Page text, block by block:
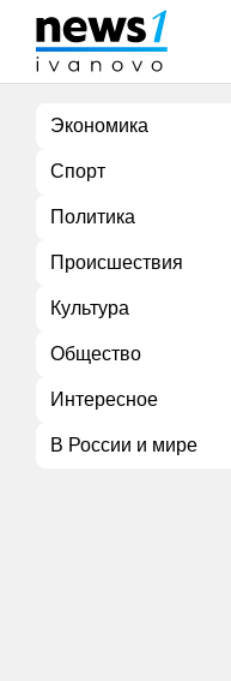
Экономика
Спорт
Политика
Происшествия
Культура
Общество
Интересное
В России и мире